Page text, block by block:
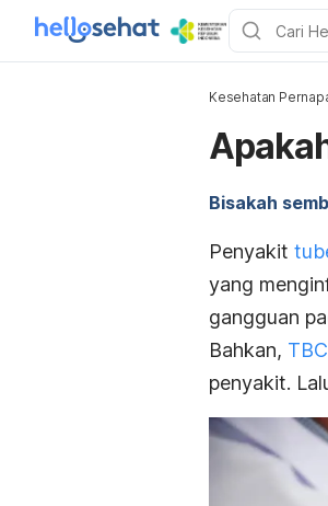
Kesehatan
Bisakah
Penyakit
yang
gangguan
Bahkan,
penyakit.